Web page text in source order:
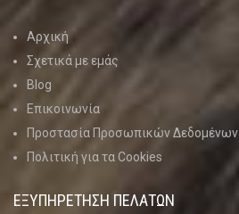
Αρχική
Σχετικά με εμάς
Blog
Επικοινωνία
Προστασία Προσωπικών Δεδομένων
Πολιτική για τα Cookies
ΕΞΥΠΗΡΕΤΗΣΗ ΠΕΛΑΤΩΝ